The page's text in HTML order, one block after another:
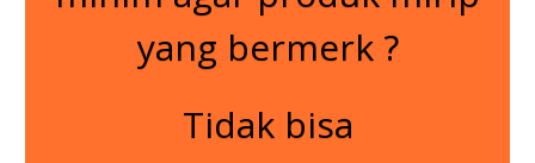
yang bermerk ?
Tidak bisa